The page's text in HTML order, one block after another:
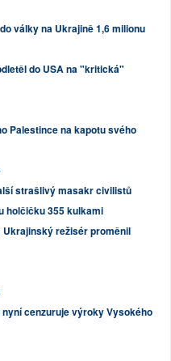
války na Ukrajině 1,6 milionu
do USA na "kritická"
Palestince na kapotu svého
strašlivý masakr civilistů
holčičku 355 kulkami
režisér proměnil
cenzuruje výroky Vysokého